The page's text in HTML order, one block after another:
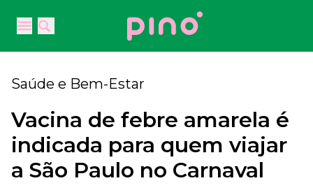
Open main menu
Open main menu
Your Company
Saúde e Bem-Estar
Vacina de febre amarela é
indicada para quem viajar
a São Paulo no Carnaval